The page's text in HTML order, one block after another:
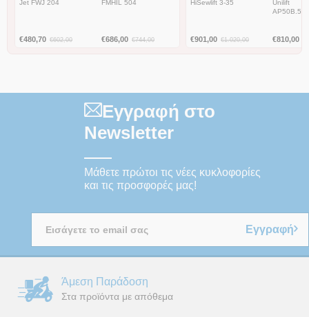
Jet FWJ 204
€480,70 €602,00
FMHIL 504
€686,00 €744,00
HiSewlift 3-35
€901,00 €1.020,00
Unilift
€810,00
Εγγραφή στο
Newsletter
Μάθετε πρώτοι τις νέες κυκλοφορίες
και τις προσφορές μας!
Εγγραφή
Άμεση Παράδοση
Στα προϊόντα με απόθεμα